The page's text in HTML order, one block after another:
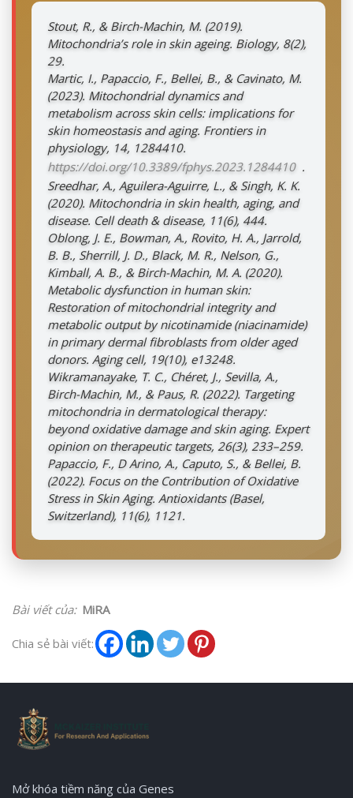
Stout, R., & Birch-Machin, M. (2019).
Mitochondria’s role in skin ageing. Biology, 8(2),
29.
Martic, I., Papaccio, F., Bellei, B., & Cavinato, M.
(2023). Mitochondrial dynamics and
metabolism across skin cells: implications for
skin homeostasis and aging. Frontiers in
physiology, 14, 1284410.
https://doi.org/10.3389/fphys.2023.1284410.
Sreedhar, A., Aguilera-Aguirre, L., & Singh, K. K.
(2020). Mitochondria in skin health, aging, and
disease. Cell death & disease, 11(6), 444.
Oblong, J. E., Bowman, A., Rovito, H. A., Jarrold,
B. B., Sherrill, J. D., Black, M. R., Nelson, G.,
Kimball, A. B., & Birch-Machin, M. A. (2020).
Metabolic dysfunction in human skin:
Restoration of mitochondrial integrity and
metabolic output by nicotinamide (niacinamide)
in primary dermal fibroblasts from older aged
donors. Aging cell, 19(10), e13248.
Wikramanayake, T. C., Chéret, J., Sevilla, A.,
Birch-Machin, M., & Paus, R. (2022). Targeting
mitochondria in dermatological therapy:
beyond oxidative damage and skin aging. Expert
opinion on therapeutic targets, 26(3), 233–259.
Papaccio, F., D Arino, A., Caputo, S., & Bellei, B.
(2022). Focus on the Contribution of Oxidative
Stress in Skin Aging. Antioxidants (Basel,
Switzerland), 11(6), 1121.
Bài viết của: MiRA
Chia sẻ bài viết:
Mở khóa tiềm năng của Genes